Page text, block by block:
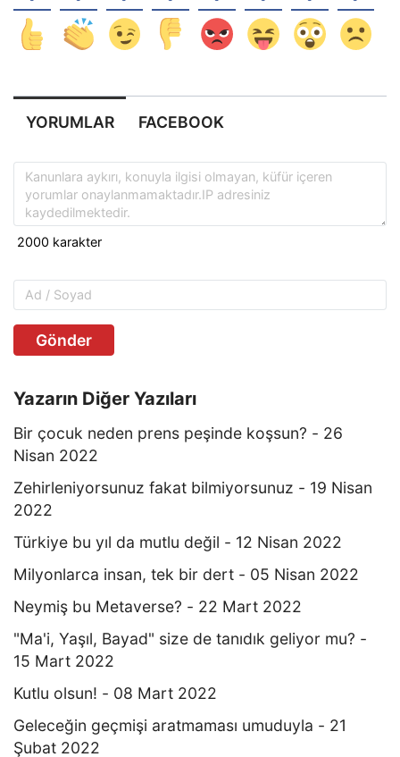
YORUMLAR FACEBOOK
Gönder
Yazarın Diğer Yazıları
Bir çocuk neden prens peşinde koşsun? - 26
Nisan 2022
Zehirleniyorsunuz fakat bilmiyorsunuz - 19 Nisan
2022
Türkiye bu yıl da mutlu değil - 12 Nisan 2022
Milyonlarca insan, tek bir dert - 05 Nisan 2022
Neymiş bu Metaverse? - 22 Mart 2022
"Ma'i, Yaşıl, Bayad" size de tanıdık geliyor mu? -
15 Mart 2022
Kutlu olsun! - 08 Mart 2022
Geleceğin geçmişi aratmaması umuduyla - 21
Şubat 2022